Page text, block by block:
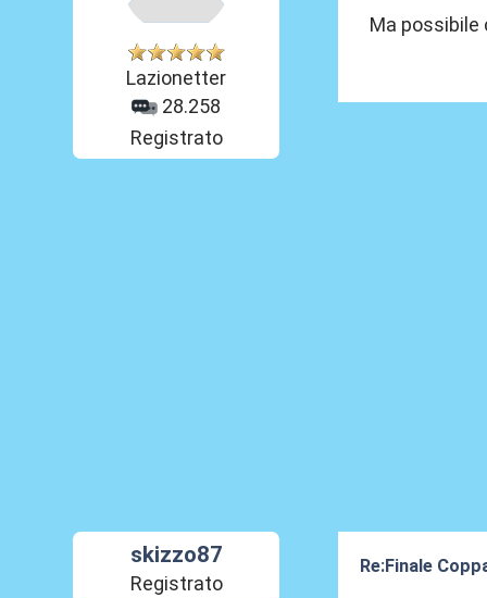
Lazionetter
28.258
Registrato
Ma possibile
skizzo87
Registrato
Re:Finale